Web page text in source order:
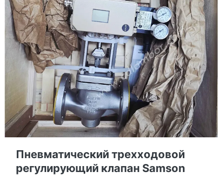
Пневматический трехходовой
регулирующий клапан Samson